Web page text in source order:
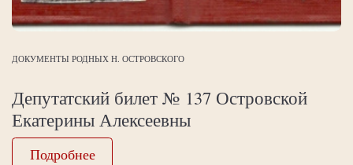
ДОКУМЕНТЫ РОДНЫХ Н. ОСТРОВСКОГО
Депутатский билет № 137 Островской
Екатерины Алексеевны
Подробнее